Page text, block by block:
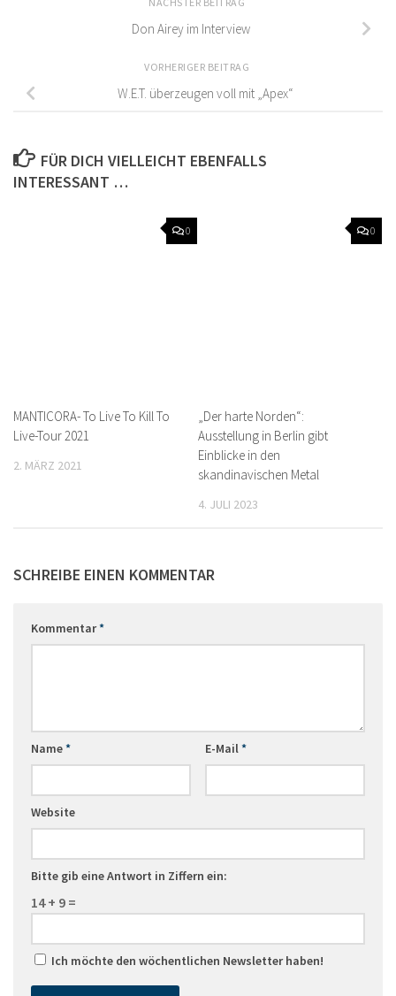
Don Airey im Interview
VORHERIGER BEITRAG
W.E.T. überzeugen voll mit „Apex“
FÜR DICH VIELLEICHT EBENFALLS
INTERESSANT …
0
MANTICORA- To Live To Kill To
Live-Tour 2021
2. MÄRZ 2021
0
„Der harte Norden“:
Ausstellung in Berlin gibt
Einblicke in den
skandinavischen Metal
4. JULI 2023
SCHREIBE EINEN KOMMENTAR
Kommentar*
Name* E-Mail*
Website
Bitte gib eine Antwort in Ziffern ein:
14 + 9 =
Ich möchte den wöchentlichen Newsletter haben!